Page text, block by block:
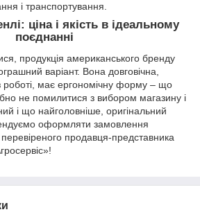
і транспортування.
ціна і якість в ідеальному
поєднанні
продукція американського бренду
варіант. Вона довговічна,
роботі, має ергономічну форму – що
не помилитися з вибором магазину і
і що найголовніше, оригінальний
оформляти замовлення
продавця-представника